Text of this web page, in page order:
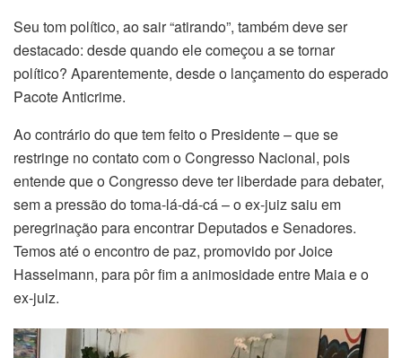
Seu tom político, ao sair “atirando”, também deve ser
destacado: desde quando ele começou a se tornar
político? Aparentemente, desde o lançamento do esperado
Pacote Anticrime.
Ao contrário do que tem feito o Presidente – que se
restringe no contato com o Congresso Nacional, pois
entende que o Congresso deve ter liberdade para debater,
sem a pressão do toma-lá-dá-cá – o ex-juiz saiu em
peregrinação para encontrar Deputados e Senadores.
Temos até o encontro de paz, promovido por Joice
Hasselmann, para pôr fim a animosidade entre Maia e o
ex-juiz.